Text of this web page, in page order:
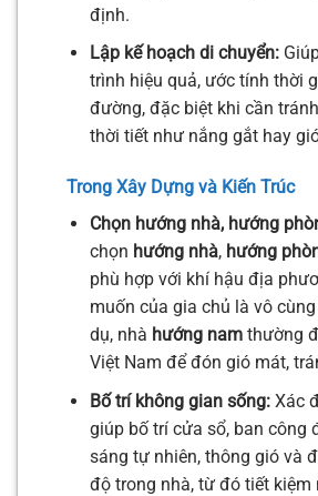
định.
Lập kế hoạch di chuyển:
trình hiệu quả, ước tính thời
đường, đặc biệt khi cần
thời tiết như nắng gắt hay
Trong Xây Dựng và Kiến Trúc
Chọn hướng nhà, hướng
chọn hướng nhà, hướng
phù hợp với khí hậu địa
muốn của gia chủ là vô
dụ, nhà hướng namthường
Việt Nam để đón gió mát,
Bố trí không gian sống:Xác
giúp bố trí cửa sổ, ban công
sáng tự nhiên, thông gió và
độ trong nhà, từ đó tiết kiệm